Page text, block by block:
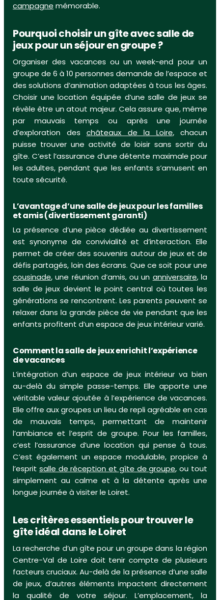
campagne mémorable.
Pourquoi choisir un gîte avec salle de
jeux pour un séjour en groupe ?
Organiser des vacances ou un week-end pour un
groupe de 6 à 10 personnes demande de l’espace et
des solutions d’animation adaptées à tous les âges.
Choisir une location équipée d’une salle de jeux se
révèle être un atout majeur. Cela assure que, même
par mauvais temps ou après une journée
d’exploration des châteaux de la Loire, chacun
puisse trouver une activité de loisir sans sortir du
gîte. C’est l’assurance d’une détente maximale pour
les adultes, pendant que les enfants s’amusent en
toute sécurité.
L’avantage d’une salle de jeux pour les familles
et amis (divertissement garanti)
La présence d’une pièce dédiée au divertissement
est synonyme de convivialité et d’interaction. Elle
permet de créer des souvenirs autour de jeux et de
défis partagés, loin des écrans. Que ce soit pour une
cousinade, une réunion d’amis, ou un anniversaire, la
salle de jeux devient le point central où toutes les
générations se rencontrent. Les parents peuvent se
relaxer dans la grande pièce de vie pendant que les
enfants profitent d’un espace de jeux intérieur varié.
Comment la salle de jeux enrichit l’expérience
de vacances
L’intégration d’un espace de jeux intérieur va bien
au-delà du simple passe-temps. Elle apporte une
véritable valeur ajoutée à l’expérience de vacances.
Elle offre aux groupes un lieu de repli agréable en cas
de mauvais temps, permettant de maintenir
l’ambiance et l’esprit de groupe. Pour les familles,
c’est l’assurance d’une location qui pense à tous.
C’est également un espace modulable, propice à
l’esprit salle de réception et gîte de groupe, ou tout
simplement au calme et à la détente après une
longue journée à visiter le Loiret.
Les critères essentiels pour trouver le
gîte idéal dans le Loiret
La recherche d’un gîte pour un groupe dans la région
Centre-Val de Loire doit tenir compte de plusieurs
facteurs cruciaux. Au-delà de la présence d’une salle
de jeux, d’autres éléments impactent directement
la qualité de votre séjour. L’emplacement, la